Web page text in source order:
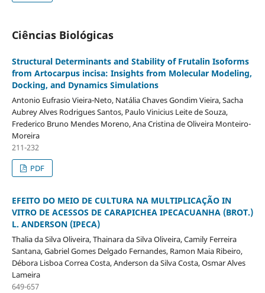
Ciências Biológicas
Structural Determinants and Stability of Frutalin Isoforms
from Artocarpus incisa: Insights from Molecular Modeling,
Docking, and Dynamics Simulations
Antonio Eufrasio Vieira-Neto, Natália Chaves Gondim Vieira, Sacha
Aubrey Alves Rodrigues Santos, Paulo Vinicius Leite de Souza,
Frederico Bruno Mendes Moreno, Ana Cristina de Oliveira Monteiro-
Moreira
211-232
PDF
EFEITO DO MEIO DE CULTURA NA MULTIPLICAÇÃO IN
VITRO DE ACESSOS DE CARAPICHEA IPECACUANHA (BROT.)
L. ANDERSON (IPECA)
Thalia da Silva Oliveira, Thainara da Silva Oliveira, Camily Ferreira
Santana, Gabriel Gomes Delgado Fernandes, Ramon Maia Ribeiro,
Débora Lisboa Correa Costa, Anderson da Silva Costa, Osmar Alves
Lameira
649-657